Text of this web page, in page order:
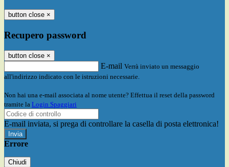
button close ×
Recupero password
button close ×
E-mail Verrà inviato un messaggio
all'indirizzo indicato con le istruzioni necessarie.
Non hai una e-mail associata al nome utente? Effettua il reset della password
tramite la Login Spaggiari
E-mail inviata, si prega di controllare la casella di posta elettronica!
Errore
Chiudi